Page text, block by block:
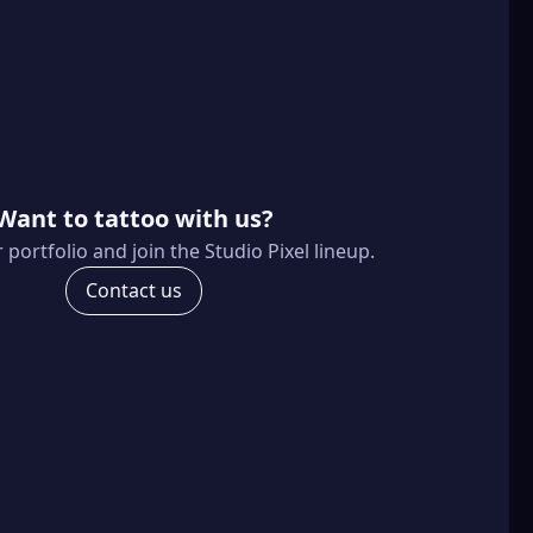
to tattoo with us?
portfolio and join the Studio Pixel lineup.
Contact us